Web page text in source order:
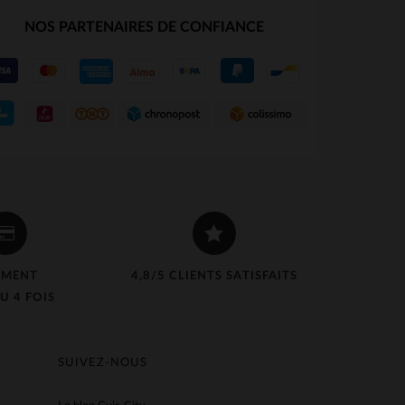
4 FOIS
4,8/5 CLIENTS SATISFAITS
NOS PARTENAIRES DE CONFIANCE
SUIVEZ-NOUS